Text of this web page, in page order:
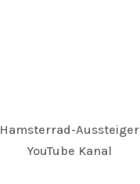
Hamsterrad-Aussteiger
YouTube Kanal